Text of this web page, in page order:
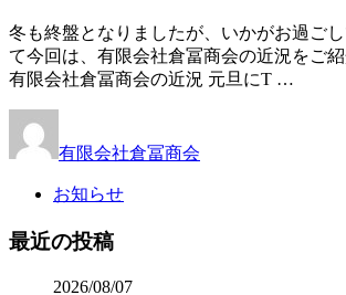
冬も終盤となりましたが、いかがお過ご
て今回は、有限会社倉冨商会の近況をご紹
有限会社倉冨商会の近況 元旦にT …
有限会社倉冨商会
お知らせ
最近の投稿
2026/08/07